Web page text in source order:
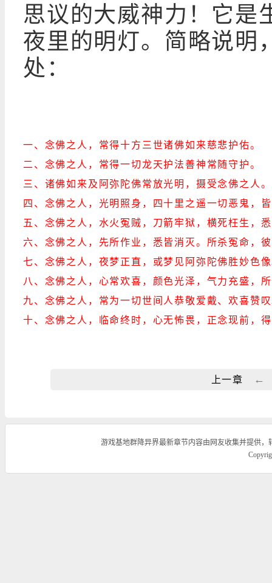
思议的大威神力！它是
夜里的明灯。简略说明
处：
一、念佛之人，常得十方三世诸佛如来慈悲护佑。
二、念佛之人，常得一切龙天护法善神常随守护。
三、诸佛如来及阿弥陀佛常放光明，摄受念佛之人。
四、念佛之人，光明照身，四十里之遥一切恶鬼，
五、念佛之人，水火冤贼，刀箭牢狱，横死枉生，
六、念佛之人，先所作业，悉皆消灭。所杀冤命，
七、念佛之人，夜梦正直，或梦见阿弥陀佛胜妙色
八、念佛之人，心常欢喜，颜色光泽，气力充盛，
九、念佛之人，常为一切世间人恭敬爱戴、欢喜赞
十、念佛之人，临命终时，心无怖畏，正念现前，
上一章 ←
游戏基地群降异界最新章节内容由网友收集并提供